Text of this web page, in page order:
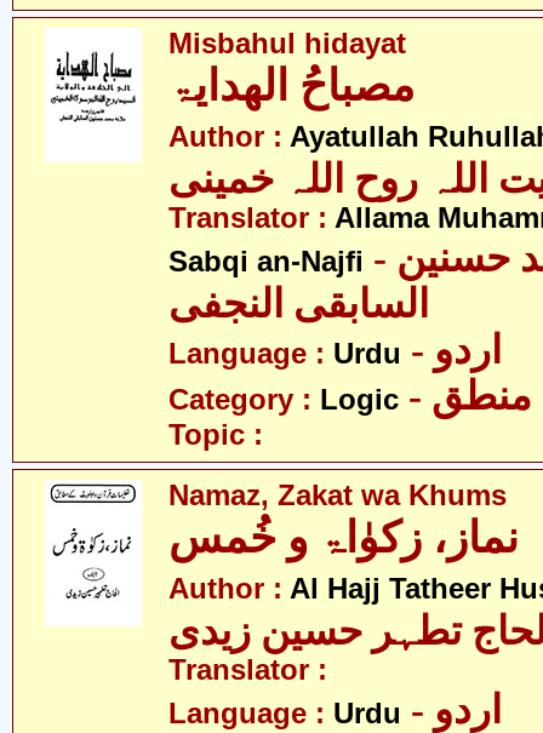
Misbahul hidayat
مصباحُ الھدایۃ
Author : Ayatullah
اللہ روح اللہ خمینی
Translator : Allama
Sabqi an-Najfi - علامہ محمد حسنین
السابقی النجفی
Language : Urdu - اردو
Category : Logic - منطق
Topic :
Namaz, Zakat wa Khums
نماز، زکوٰاۃ و خُمس
Author : Al Hajj Tatheer
تطہر حسین زیدی
Translator :
Language : Urdu - اردو